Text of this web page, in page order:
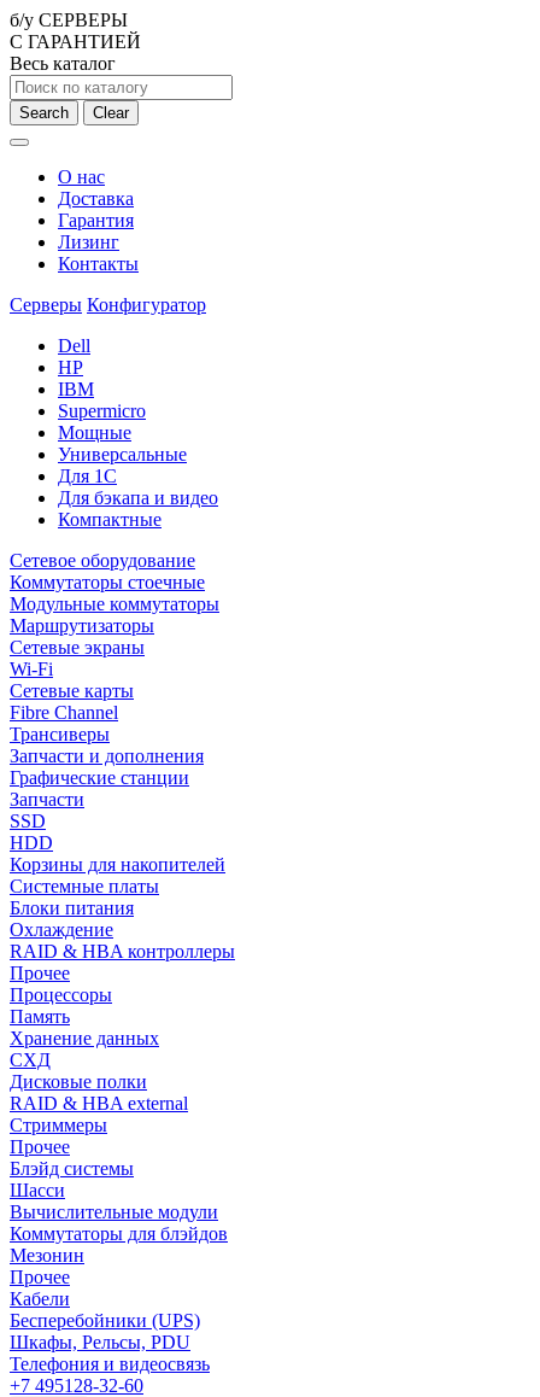
б/у СЕРВЕРЫ
С ГАРАНТИЕЙ
Весь каталог
Search Clear
О нас
Доставка
Гарантия
Лизинг
Контакты
Серверы Конфигуратор
Dell
HP
IBM
Supermicro
Мощные
Универсальные
Для 1С
Для бэкапа и видео
Компактные
Сетевое оборудование
Коммутаторы стоечные
Модульные коммутаторы
Маршрутизаторы
Сетевые экраны
Wi-Fi
Сетевые карты
Fibre Channel
Трансиверы
Запчасти и дополнения
Графические станции
Запчасти
SSD
HDD
Корзины для накопителей
Системные платы
Блоки питания
Охлаждение
RAID & HBA контроллеры
Прочее
Процессоры
Память
Хранение данных
СХД
Дисковые полки
RAID & HBA external
Стриммеры
Прочее
Блэйд системы
Шасси
Вычислительные модули
Коммутаторы для блэйдов
Мезонин
Прочее
Кабели
Бесперебойники (UPS)
Шкафы, Рельсы, PDU
Телефония и видеосвязь
+7 495128-32-60